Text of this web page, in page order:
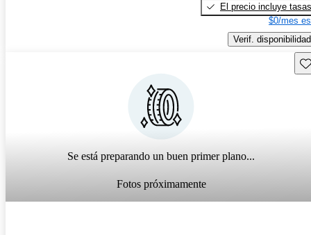
El precio incluye tasas
$0/mes
Verif. disponibilidad
Se está preparando un buen primer plano...
Fotos próximamente